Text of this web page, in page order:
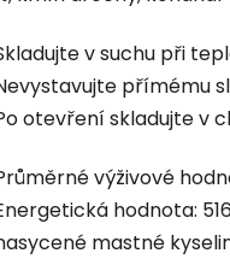
v suchu při
přímému
otevření skladujte v
výživové
hodnota:
mastné